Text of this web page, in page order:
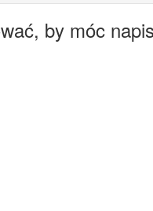
by móc